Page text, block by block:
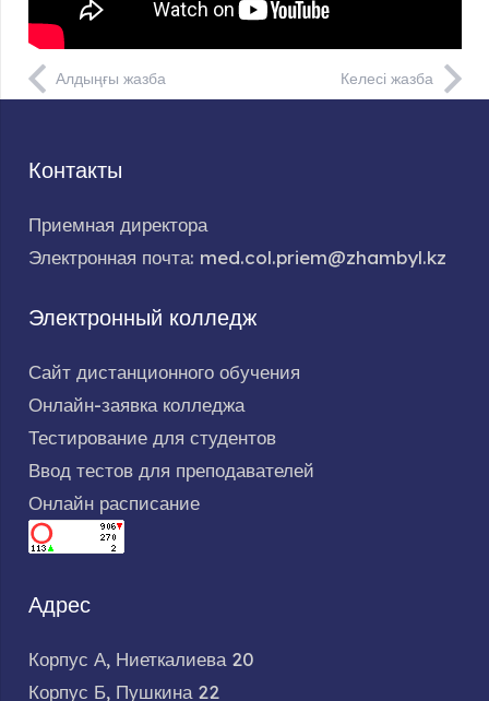
Алдыңғы жазба Келесі жазба
Контакты
Приемная директора
Электронная почта: med.col.priem@zhambyl.kz
Электронный колледж
Сайт дистанционного обучения
Онлайн-заявка колледжа
Тестирование для студентов
Ввод тестов для преподавателей
Онлайн расписание
Адрес
Корпус А, Ниеткалиева 20
Корпус Б, Пушкина 22